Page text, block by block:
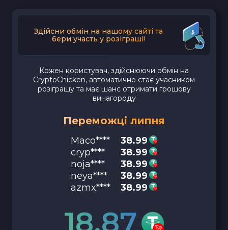
Здійсни обмін на нашому сайті та
бери участь у розіграші!
Кожен користувач, здійснюючи обмін на
CryptoChicken, автоматично стає учасником
розіграшу та має шанс отримати грошову
винагороду
Переможці липня
Maco****
38.99
cryp****
38.99
noja****
38.99
neya****
38.99
azmx****
38.99
18.87